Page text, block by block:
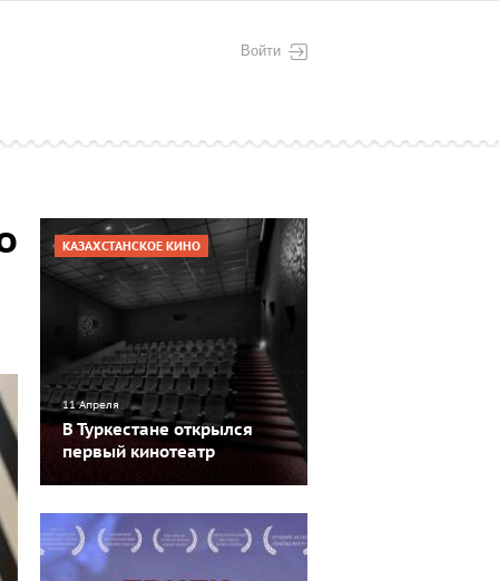
Войти
КАЗАХСТАНСКОЕ КИНО
11 Апреля
В Туркестане открылся
первый кинотеатр